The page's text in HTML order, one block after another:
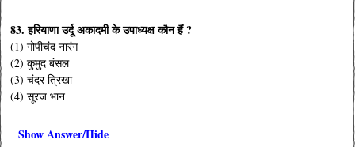
83. हरियाणा उर्दू अकादमी के उपाध्यक्ष कौन हैं ?
(1) गोपीचंद नारंग
(2) कुमुद बंसल
(3) चंदर त्रिखा
(4) सूरज भान
Show Answer/Hide